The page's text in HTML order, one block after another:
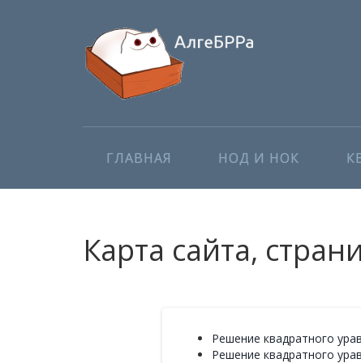
ГЛАВНАЯ НОД И НОК
Карта сайта,
Решение квадратного
Решение квадратного